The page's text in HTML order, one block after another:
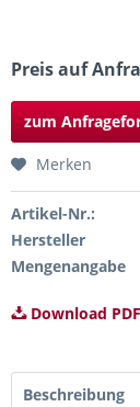
Preis auf
zum
Merken
Artikel-Nr.:
Hersteller
Mengenangabe
Download PDF
Beschreibung